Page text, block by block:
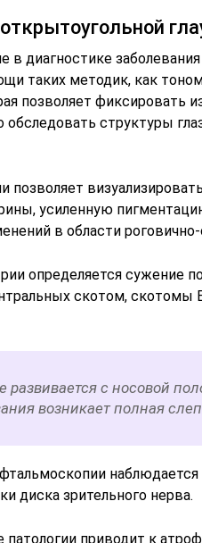
в диагностике
таких методик, как
позволяет фиксировать
структуры
позволяет
усиленную
в области
определяется сужение
скотом, скотомы
развивается с носовой
возникает полная
диска зрительного нерва.
патологии приводит к